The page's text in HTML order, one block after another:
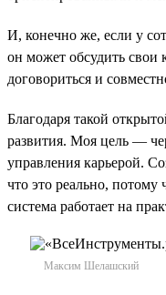
И, конечно же, если у
он может обсудить свои
договориться и
Благодаря такой
развития. Моя цель —
управления карьерой.
что это реально, потому
система работает на
Максим Шелашский